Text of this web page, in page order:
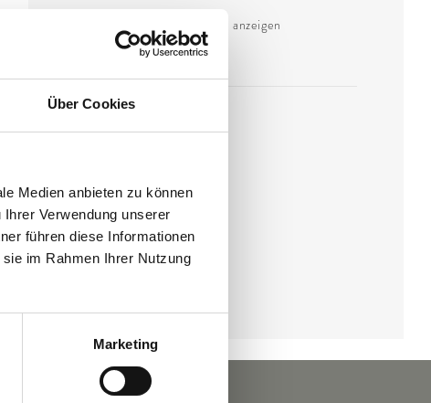
Über Cookies
Medien anbieten zu können
Verwendung unserer
führen diese Informationen
im Rahmen Ihrer Nutzung
Marketing
Veranstaltungsort-Website anzeigen